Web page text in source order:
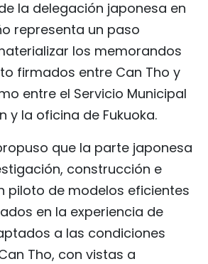
la delegación japonesa en
representa un paso
los memorandos
firmados entre Can Tho y
entre el Servicio Municipal
y la oficina de Fukuoka.
que la parte japonesa
construcción e
piloto de modelos eficientes
en la experiencia de
a las condiciones
Tho, con vistas a